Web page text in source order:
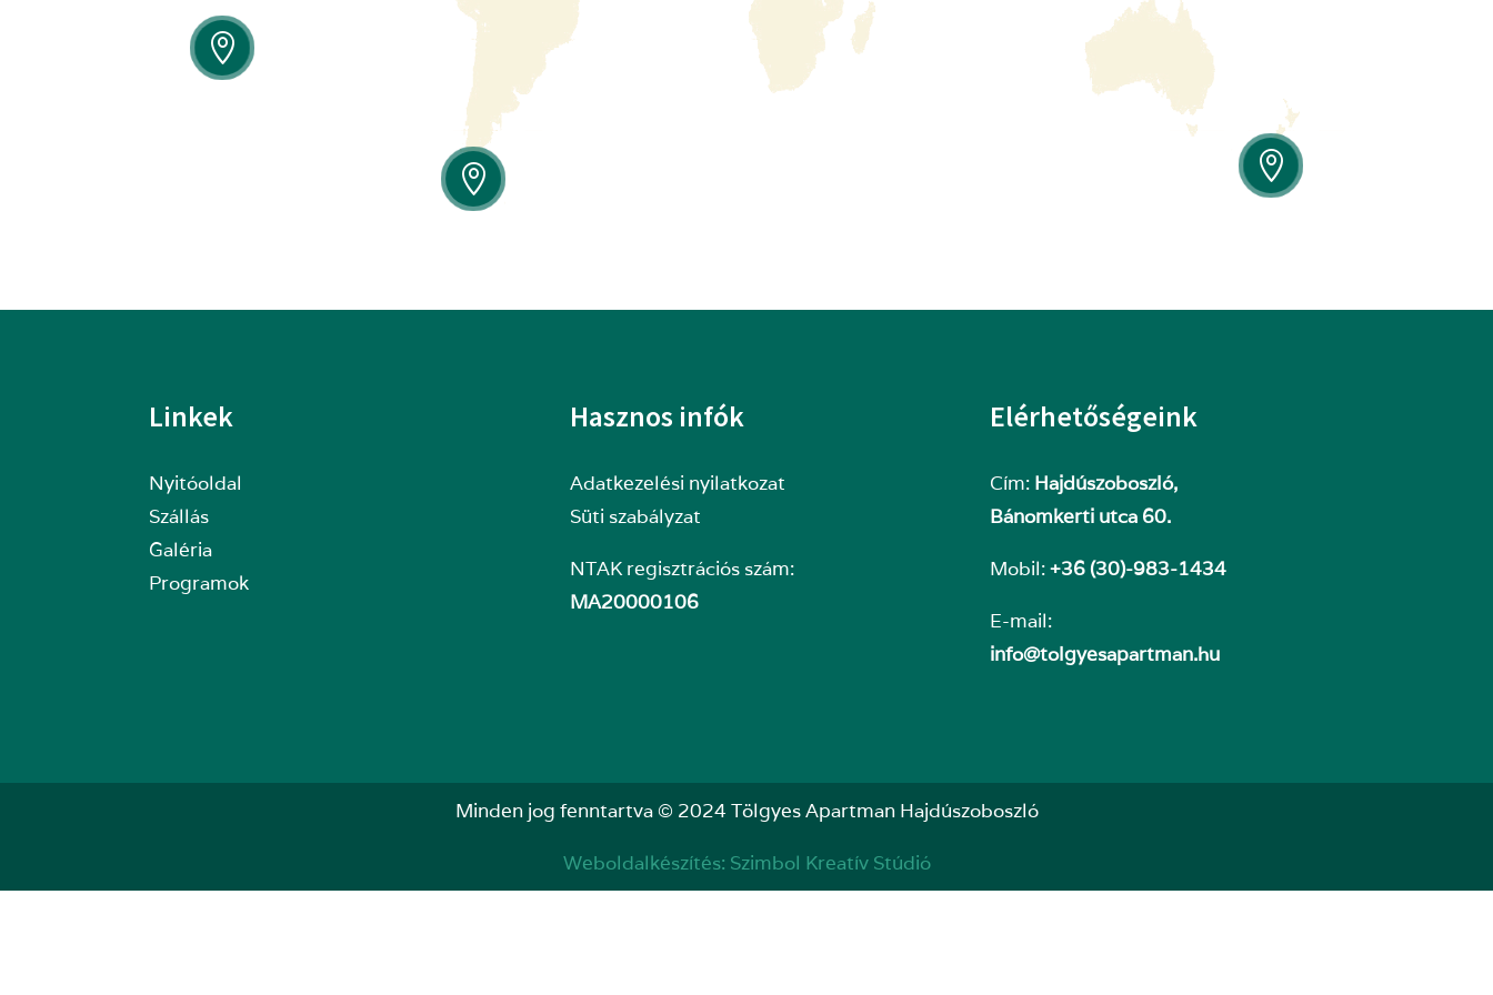



Linkek
Nyitóoldal
Szállás
Galéria
Programok
Hasznos infók
Adatkezelési nyilatkozat
Süti szabályzat
NTAK regisztrációs szám:
MA20000106
Elérhetőségeink
Cím: Hajdúszoboszló,
Bánomkerti utca 60.
Mobil:+36 (30)-983-1434
E-mail:
info@tolgyesapartman.hu
Minden jog fenntartva © 2024 Tölgyes Apartman Hajdúszoboszló
Weboldalkészítés: Szimbol Kreatív Stúdió